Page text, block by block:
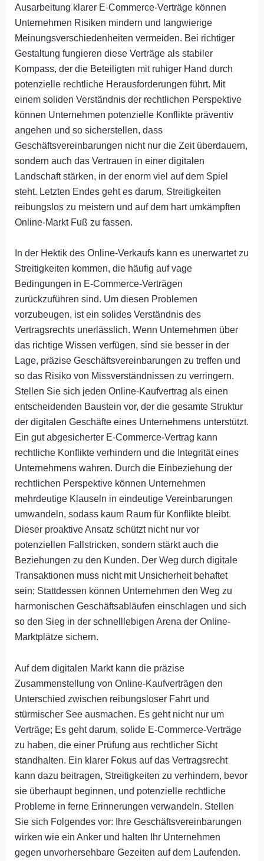
Ausarbeitung klarer E-Commerce-Verträge können
Unternehmen Risiken mindern und langwierige
Meinungsverschiedenheiten vermeiden. Bei richtiger
Gestaltung fungieren diese Verträge als stabiler
Kompass, der die Beteiligten mit ruhiger Hand durch
potenzielle rechtliche Herausforderungen führt. Mit
einem soliden Verständnis der rechtlichen Perspektive
können Unternehmen potenzielle Konflikte präventiv
angehen und so sicherstellen, dass
Geschäftsvereinbarungen nicht nur die Zeit überdauern,
sondern auch das Vertrauen in einer digitalen
Landschaft stärken, in der enorm viel auf dem Spiel
steht. Letzten Endes geht es darum, Streitigkeiten
reibungslos zu meistern und auf dem hart umkämpften
Online-Markt Fuß zu fassen.
In der Hektik des Online-Verkaufs kann es unerwartet zu
Streitigkeiten kommen, die häufig auf vage
Bedingungen in E-Commerce-Verträgen
zurückzuführen sind. Um diesen Problemen
vorzubeugen, ist ein solides Verständnis des
Vertragsrechts unerlässlich. Wenn Unternehmen über
das richtige Wissen verfügen, sind sie besser in der
Lage, präzise Geschäftsvereinbarungen zu treffen und
so das Risiko von Missverständnissen zu verringern.
Stellen Sie sich jeden Online-Kaufvertrag als einen
entscheidenden Baustein vor, der die gesamte Struktur
der digitalen Geschäfte eines Unternehmens unterstützt.
Ein gut abgesicherter E-Commerce-Vertrag kann
rechtliche Konflikte verhindern und die Integrität eines
Unternehmens wahren. Durch die Einbeziehung der
rechtlichen Perspektive können Unternehmen
mehrdeutige Klauseln in eindeutige Vereinbarungen
umwandeln, sodass kaum Raum für Konflikte bleibt.
Dieser proaktive Ansatz schützt nicht nur vor
potenziellen Fallstricken, sondern stärkt auch die
Beziehungen zu den Kunden. Der Weg durch digitale
Transaktionen muss nicht mit Unsicherheit behaftet
sein; Stattdessen können Unternehmen den Weg zu
harmonischen Geschäftsabläufen einschlagen und sich
so den Sieg in der schnelllebigen Arena der Online-
Marktplätze sichern.
Auf dem digitalen Markt kann die präzise
Zusammenstellung von Online-Kaufverträgen den
Unterschied zwischen reibungsloser Fahrt und
stürmischer See ausmachen. Es geht nicht nur um
Verträge; Es geht darum, solide E-Commerce-Verträge
zu haben, die einer Prüfung aus rechtlicher Sicht
standhalten. Ein klarer Fokus auf das Vertragsrecht
kann dazu beitragen, Streitigkeiten zu verhindern, bevor
sie überhaupt beginnen, und potenzielle rechtliche
Probleme in ferne Erinnerungen verwandeln. Stellen
Sie sich Folgendes vor: Ihre Geschäftsvereinbarungen
wirken wie ein Anker und halten Ihr Unternehmen
gegen unvorhersehbare Gezeiten auf dem Laufenden.